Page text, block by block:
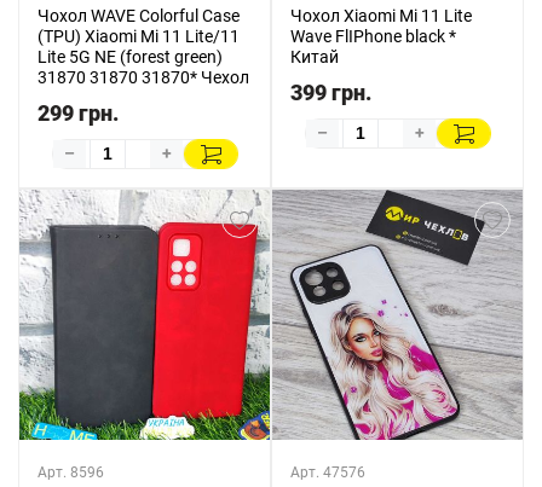
Чохол WAVE Colorful Case
(TPU) Xiaomi Mi 11 Lite/11
Lite 5G NE (forest green)
31870 31870 31870* Чехол
299 грн.
– +
Чохол Xiaomi Mi 11 Lite
Wave FlIPhone black *
Китай
399 грн.
– +
Арт. 8596 Арт. 47576